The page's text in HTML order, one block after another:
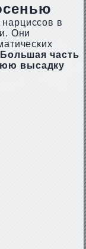
в
Они
Большая часть
высадку